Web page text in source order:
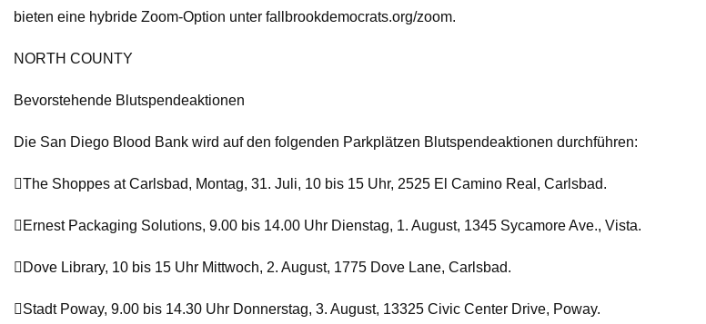
bieten eine hybride Zoom-Option unter fallbrookdemocrats.org/zoom.
NORTH COUNTY
Bevorstehende Blutspendeaktionen
Die San Diego Blood Bank wird auf den folgenden Parkplätzen Blutspendeaktionen durchführen:
The Shoppes at Carlsbad, Montag, 31. Juli, 10 bis 15 Uhr, 2525 El Camino Real, Carlsbad.
Ernest Packaging Solutions, 9.00 bis 14.00 Uhr Dienstag, 1. August, 1345 Sycamore Ave., Vista.
Dove Library, 10 bis 15 Uhr Mittwoch, 2. August, 1775 Dove Lane, Carlsbad.
Stadt Poway, 9.00 bis 14.30 Uhr Donnerstag, 3. August, 13325 Civic Center Drive, Poway.